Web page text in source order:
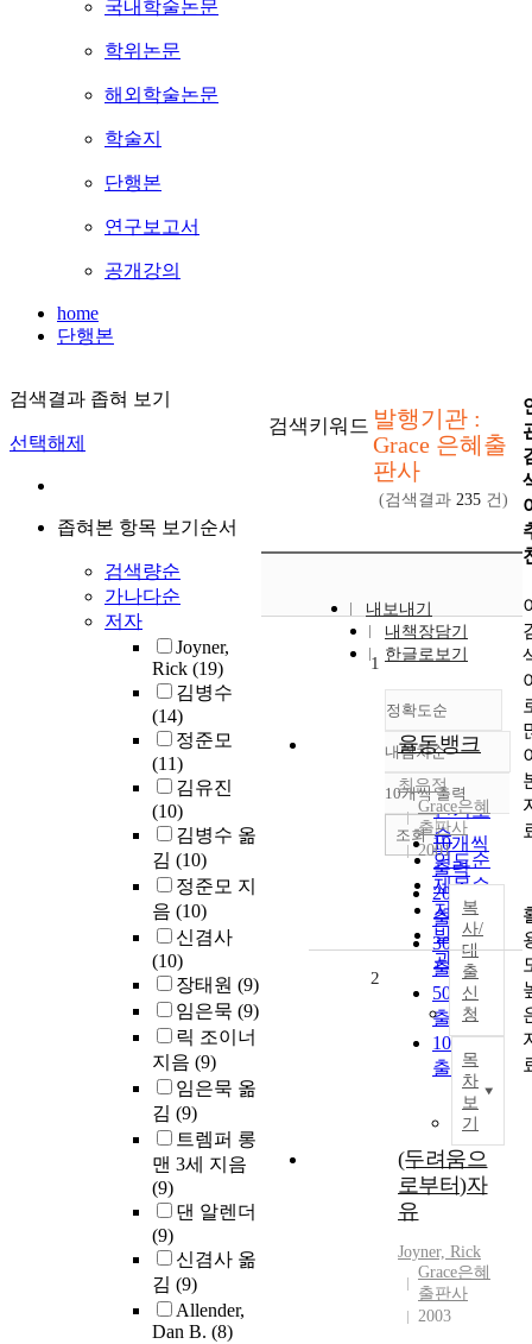
국내학술논문
학위논문
해외학술논문
학술지
단행본
연구보고서
공개강의
home
단행본
검색결과 좁혀 보기
선택해제
좁혀본 항목 보기순서
검색량순
가나다순
저자
Joyner,
Rick (19)
김병수
(14)
정준모
(11)
김유진
(10)
김병수 옮
김 (10)
정준모 지
음 (10)
신겸사
(10)
장태원 (9)
임은묵 (9)
릭 조이너
지음 (9)
임은묵 옮
김 (9)
트렘퍼 롱
맨 3세 지음
(9)
댄 알렌더
(9)
신겸사 옮
김 (9)
Allender,
Dan B. (8)
검색키워드 발행기관 :
Grace 은혜출
판사
(검색결과 235 건)
내보내기
내책장담기
한글로보기
정확도순
정확도
순
인기도
순
연도순
제목순
저자순
발행기
관순
내림차순
내림차순
10개씩 출력
10개씩
출력
20개씩
출력
30개씩
출력
50개씩
출력
100개씩
출력
조회
1
율동뱅크
최은정
Grace은혜
출판사
2001
복
사/
대
출
신
청
목
차
보
기
2
(두려움으
로부터)자
유
Joyner, Rick
Grace은혜
출판사
2003